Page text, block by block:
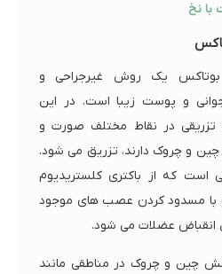
با نخ
یک روش غیرجراحی و
و پوست زیبا است. در این
در نقاط مختلف صورت و
و چروک دارند، تزریق می شود.
که از باکتری کلستریدیوم
و با مسدود کردن عصب های موجود
عضلات می شود.
چین و چروک در مناطقی مانند